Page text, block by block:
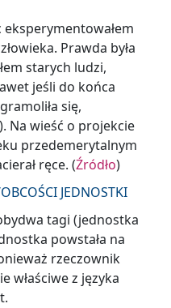
eksperymentowałem
Prawda była
starych ludzi,
jeśli do końca
się,
Na wieść o projekcie
przedemerytalnym
ręce. (Źródło)
JEDNOSTKI
tagi (jednostka
powstała na
rzeczownik
właściwe z języka